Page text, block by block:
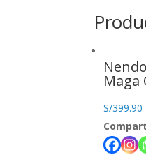
Maga
S/399.90